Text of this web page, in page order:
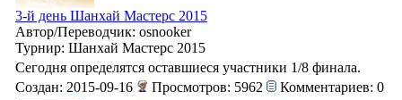
3-й день Шанхай Мастерс 2015
Автор/Переводчик: osnooker
Турнир: Шанхай Мастерс 2015
Сегодня определятся оставшиеся участники 1/8 финала.
Создан: 2015-09-16
Просмотров: 5962 Комментариев: 0